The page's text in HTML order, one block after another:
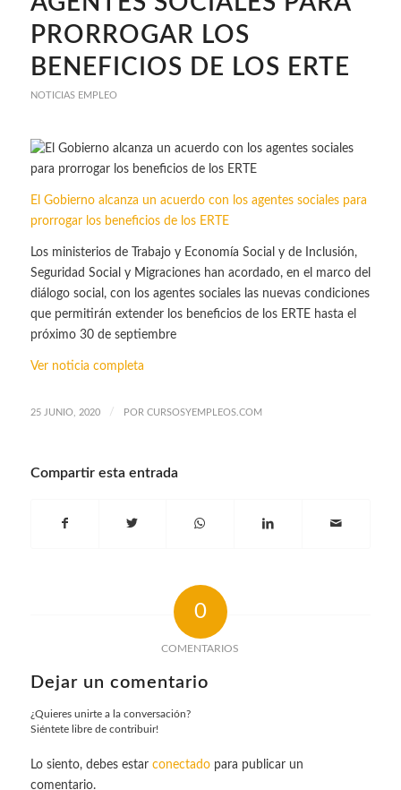
PRORROGAR LOS
BENEFICIOS DE LOS ERTE
NOTICIAS EMPLEO
El Gobierno alcanza un acuerdo con los agentes sociales para
prorrogar los beneficios de los ERTE
Los ministerios de Trabajo y Economía Social y de Inclusión,
Seguridad Social y Migraciones han acordado, en el marco del
diálogo social, con los agentes sociales las nuevas condiciones
que permitirán extender los beneficios de los ERTE hasta el
próximo 30 de septiembre
Ver noticia completa
25 JUNIO, 2020 / POR CURSOSYEMPLEOS.COM
Compartir esta entrada
0
COMENTARIOS
Dejar un comentario
¿Quieres unirte a la conversación?
Siéntete libre de contribuir!
Lo siento, debes estar conectadopara publicar un
comentario.